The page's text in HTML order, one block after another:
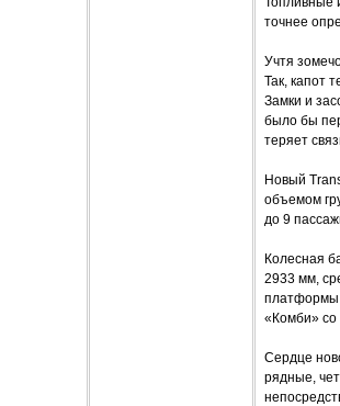
точнее
Учтя
Так, капот
Замки и
было бы
теряет
Новый
объемом
до 9
Колесная
2933 мм,
платформы
«Комби» со
Сердце
рядные,